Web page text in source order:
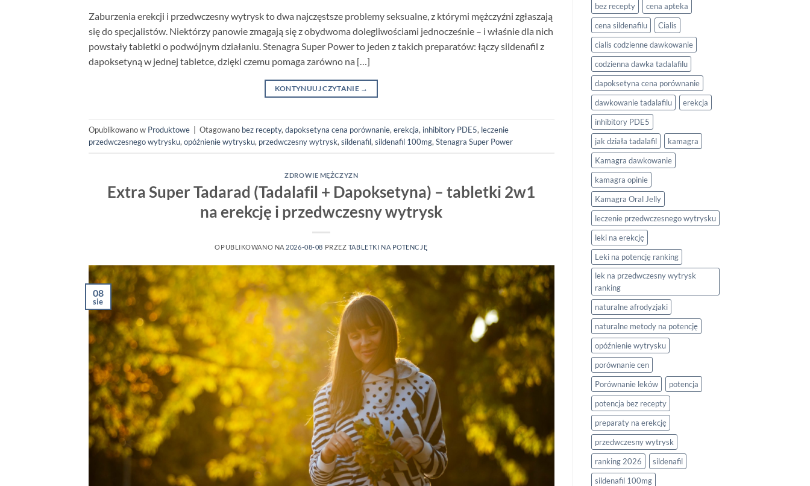
Zaburzenia erekcji i przedwczesny wytrysk to dwa najczęstsze problemy seksualne, z którymi mężczyźni zgłaszają
się do specjalistów. Niektórzy panowie zmagają się z obydwoma dolegliwościami jednocześnie – i właśnie dla nich
powstały tabletki o podwójnym działaniu. Stenagra Super Power to jeden z takich preparatów: łączy sildenafil z
dapoksetyną w jednej tabletce, dzięki czemu pomaga zarówno na […]
KONTYNUUJ CZYTANIE →
Opublikowano w Produktowe Otagowano bez recepty,dapoksetyna cena porównanie,erekcja, inhibitory PDE5, leczenie
przedwczesnego wytrysku,opóźnienie wytrysku, przedwczesny wytrysk,sildenafil,sildenafil 100mg,Stenagra Super Power
ZDROWIE MĘŻCZYZN
Extra Super Tadarad (Tadalafil + Dapoksetyna) – tabletki 2w1
na erekcję i przedwczesny wytrysk
OPUBLIKOWANO NA 2026-08-08 PRZEZ TABLETKI NA POTENCJĘ
08
sie
bez recepty
cena apteka
cena sildenafilu
Cialis
cialis codzienne dawkowanie
codzienna dawka tadalafilu
dapoksetyna cena porównanie
dawkowanie tadalafilu
erekcja
inhibitory PDE5
jak działa tadalafil
kamagra
Kamagra dawkowanie
kamagra opinie
Kamagra Oral Jelly
leczenie przedwczesnego wytrysku
leki na erekcję
Leki na potencję ranking
lek na przedwczesny wytrysk
ranking
naturalne afrodyzjaki
naturalne metody na potencję
opóźnienie wytrysku
porównanie cen
Porównanie leków
potencja
potencja bez recepty
preparaty na erekcję
przedwczesny wytrysk
ranking 2026
sildenafil
sildenafil 100mg